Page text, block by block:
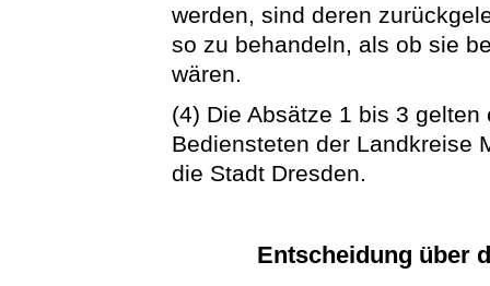
werden, sind deren
so zu behandeln, als ob sie
wären.
(4) Die Absätze 1 bis 3
Bediensteten der Landkreise
die Stadt Dresden.
Entscheidung über